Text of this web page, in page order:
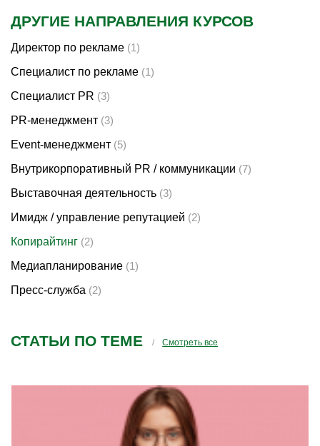
ДРУГИЕ НАПРАВЛЕНИЯ КУРСОВ
Директор по рекламе (1)
Специалист по рекламе (1)
Специалист PR (3)
PR-менеджмент (3)
Event-менеджмент (5)
Внутрикорпоративный PR / коммуникации (7)
Выставочная деятельность (3)
Имидж / управление репутацией (2)
Копирайтинг (2)
Медиапланирование (1)
Пресс-служба (2)
СТАТЬИ ПО ТЕМЕ Смотреть все